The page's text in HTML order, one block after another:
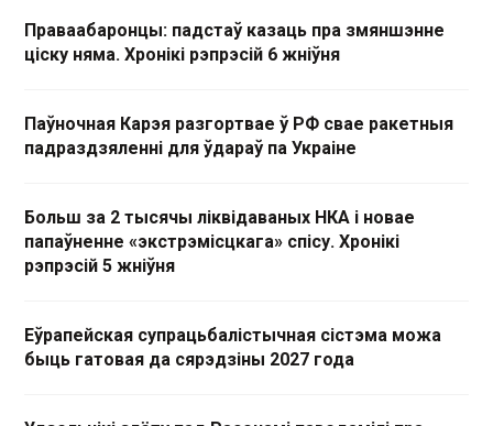
Праваабаронцы: падстаў казаць пра змяншэнне
ціску няма. Хронікі рэпрэсій 6 жніўня
Паўночная Карэя разгортвае ў РФ свае ракетныя
падраздзяленні для ўдараў па Украіне
Больш за 2 тысячы ліквідаваных НКА і новае
папаўненне «экстрэмісцкага» спісу. Хронікі
рэпрэсій 5 жніўня
Еўрапейская супрацьбалістычная сістэма можа
быць гатовая да сярэдзіны 2027 года